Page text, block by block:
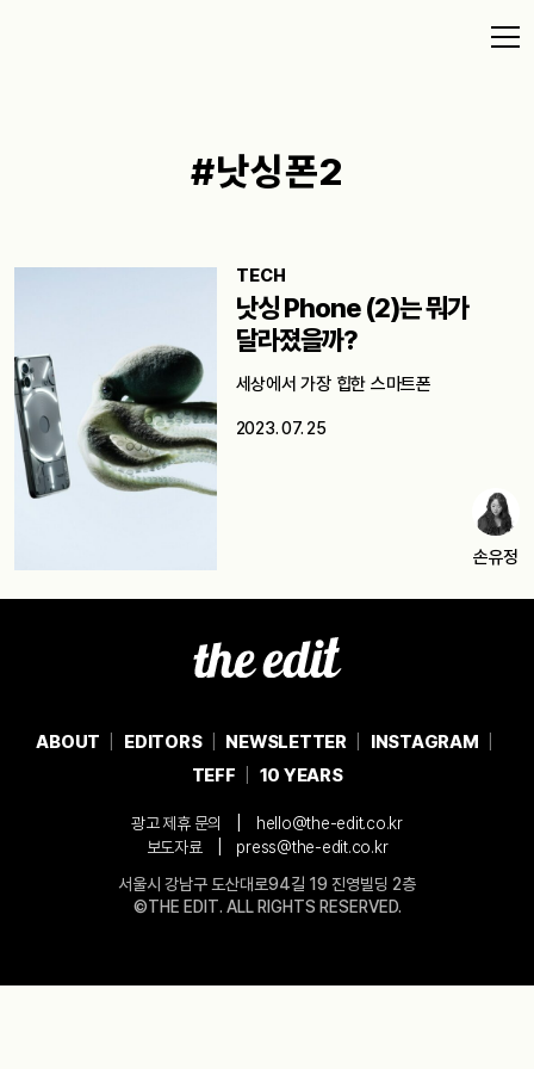
#낫싱폰2
TECH
낫싱 Phone (2)는 뭐가
달라졌을까?
세상에서 가장 힙한 스마트폰
2023. 07. 25
손유정
ABOUT EDITORS NEWSLETTER
INSTAGRAM
TEFF
10 YEARS
광고 제휴 문의
hello@the-edit.co.kr
보도자료
press@the-edit.co.kr
서울시 강남구 도산대로94길 19 진영빌딩 2층
©THE EDIT. ALL RIGHTS RESERVED.